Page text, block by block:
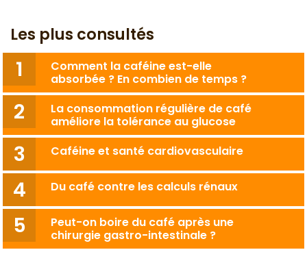
Les plus consultés
Comment la caféine est-elle
absorbée ? En combien de temps ?
La consommation régulière de café
améliore la tolérance au glucose
Caféine et santé cardiovasculaire
Du café contre les calculs rénaux
Peut-on boire du café après une
chirurgie gastro-intestinale ?